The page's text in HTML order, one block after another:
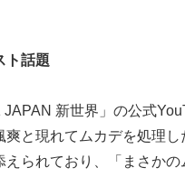
ト話題
新世界」の公式
爽と現れてムカデを処理
られており、「まさか